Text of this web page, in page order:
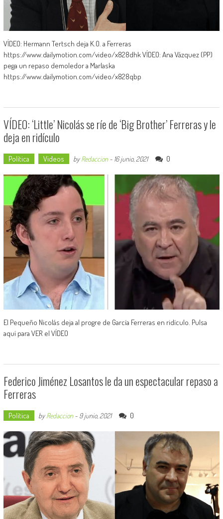
VÍDEO: Hermann Tertsch deja K.O. a Ferreras
https://www.dailymotion.com/video/x828dhk VÍDEO: Ana Vázquez (PP)
pega un repaso demoledor a Marlaska
https://www.dailymotion.com/video/x828qbp
VÍDEO: ‘Little’ Nicolás se ríe de ‘Big Brother’ Ferreras y le
deja en ridículo
Política Videos byRedaccion- 16 junio, 2021 0
El Pequeño Nicolás deja al progre de García Ferreras en ridículo. Pulsa
aquí para VER el VÍDEO
Federico Jiménez Losantos le da un espectacular repaso a
Ferreras
Política byRedaccion- 9 junio, 2021 0